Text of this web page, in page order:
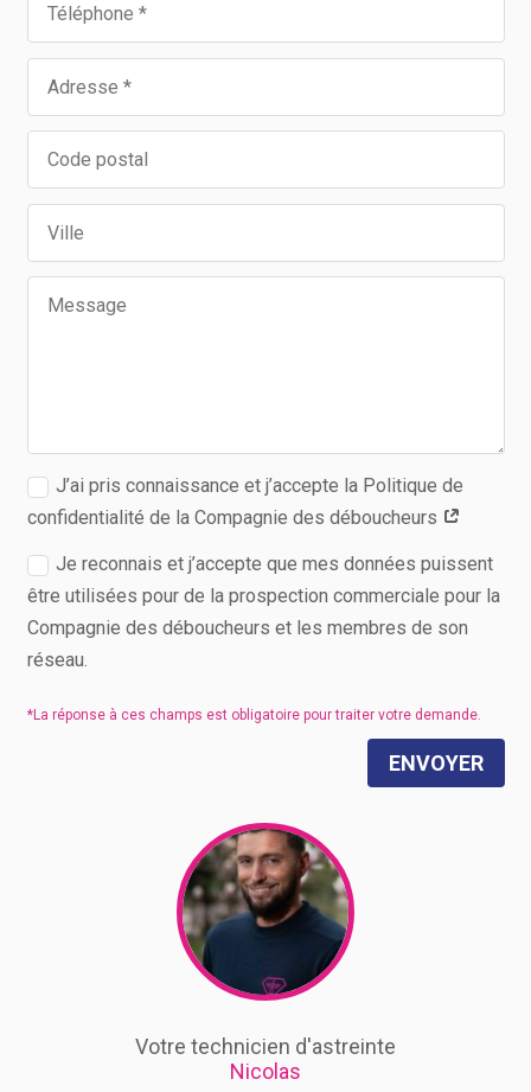
J’ai pris connaissance et j’accepte la Politique de
confidentialité de la Compagnie des déboucheurs
Je reconnais et j’accepte que mes données puissent
être utilisées pour de la prospection commerciale pour la
Compagnie des déboucheurs et les membres de son
réseau.
ENVOYER
Votre technicien d'astreinte
Nicolas